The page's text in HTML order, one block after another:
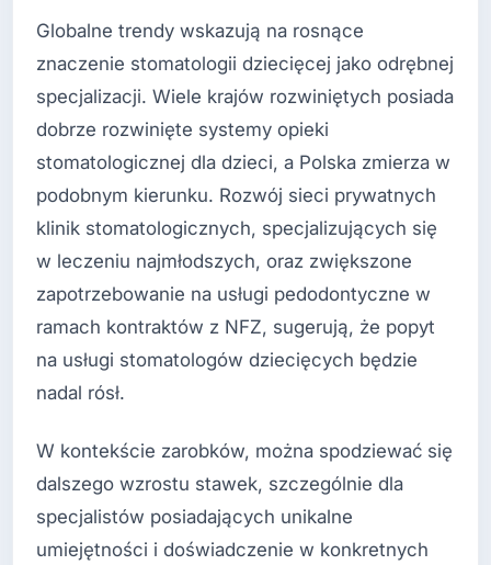
Globalne trendy wskazują na rosnące
znaczenie stomatologii dziecięcej jako odrębnej
specjalizacji. Wiele krajów rozwiniętych posiada
dobrze rozwinięte systemy opieki
stomatologicznej dla dzieci, a Polska zmierza w
podobnym kierunku. Rozwój sieci prywatnych
klinik stomatologicznych, specjalizujących się
w leczeniu najmłodszych, oraz zwiększone
zapotrzebowanie na usługi pedodontyczne w
ramach kontraktów z NFZ, sugerują, że popyt
na usługi stomatologów dziecięcych będzie
nadal rósł.
W kontekście zarobków, można spodziewać się
dalszego wzrostu stawek, szczególnie dla
specjalistów posiadających unikalne
umiejętności i doświadczenie w konkretnych